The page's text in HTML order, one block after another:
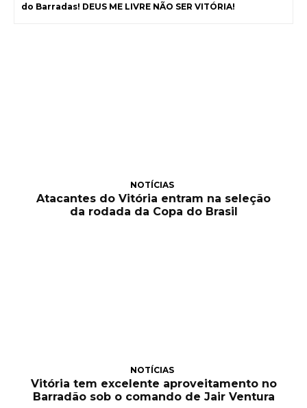
do Barradas! DEUS ME LIVRE NÃO SER VITÓRIA!
NOTÍCIAS
Atacantes do Vitória entram na seleção
da rodada da Copa do Brasil
NOTÍCIAS
Vitória tem excelente aproveitamento no
Barradão sob o comando de Jair Ventura